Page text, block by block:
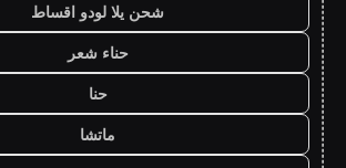
شحن يلا لودو اقساط
حناء شعر
حنا
ماتشا